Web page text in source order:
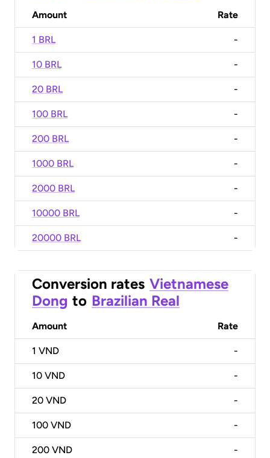
Amount Rate
1 BRL -
10 BRL -
20 BRL -
100 BRL -
200 BRL -
1000 BRL -
2000 BRL -
10000 BRL -
20000 BRL -
Conversion rates Vietnamese
Dong to Brazilian Real
Amount Rate
1 VND -
10 VND -
20 VND -
100 VND -
200 VND -